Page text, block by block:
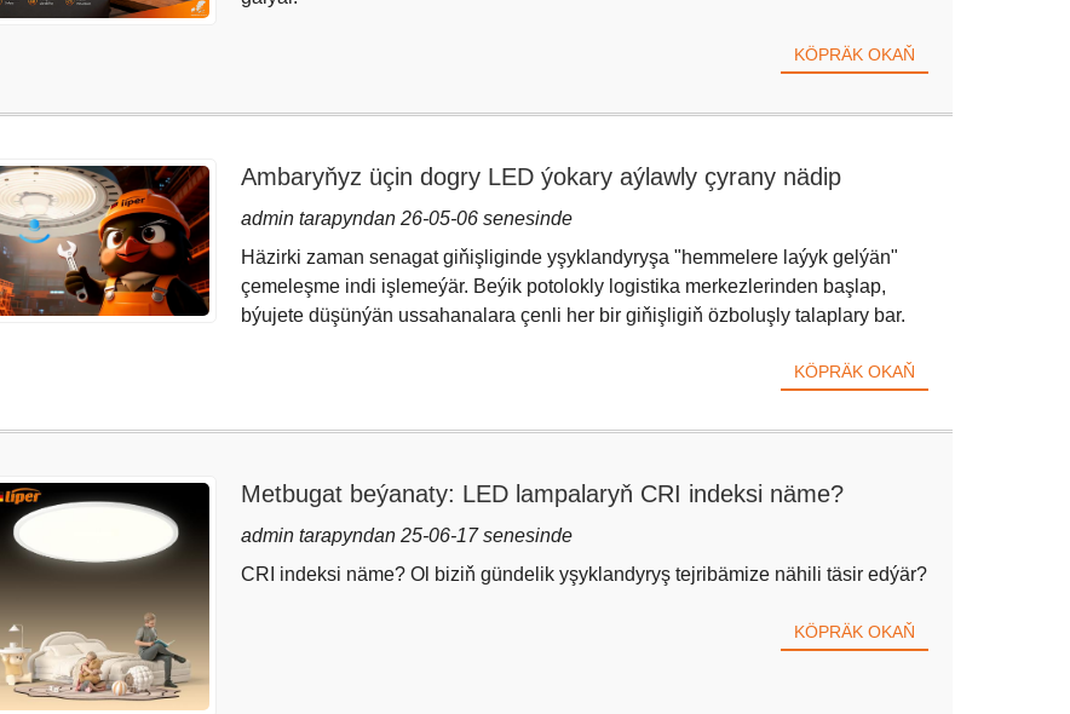
KÖPRÄK OKAŇ
Ambaryňyz üçin dogry LED ýokary aýlawly çyrany nädip
saýlamaly?
admin tarapyndan 26-05-06 senesinde
Häzirki zaman senagat giňişliginde yşyklandyryşa "hemmelere laýyk gelýän"
çemeleşme indi işlemeýär. Beýik potolokly logistika merkezlerinden başlap,
býujete düşünýän ussahanalara çenli her bir giňişligiň özboluşly talaplary bar.
KÖPRÄK OKAŇ
Metbugat beýanaty: LED lampalaryň CRI indeksi näme?
admin tarapyndan 25-06-17 senesinde
CRI indeksi näme? Ol biziň gündelik yşyklandyryş tejribämize nähili täsir edýär?
KÖPRÄK OKAŇ